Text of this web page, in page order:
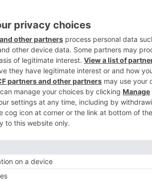
varias llamadas
cruzado en la
Vitoria, en el
indican que hay
que hay mucha niebla
que habría una
informan de que se ha
hay personas heridas.
por alcance en los
3